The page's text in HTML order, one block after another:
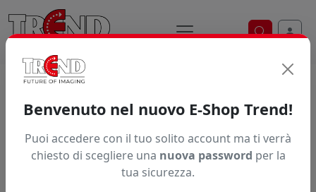
Ricerca
Articolo non trovato.
Benvenuto nel nuovo E-Shop Trend!
Puoi accedere con il tuo solito account ma ti verrà
chiesto di scegliere una nuova password per la
tua sicurezza.